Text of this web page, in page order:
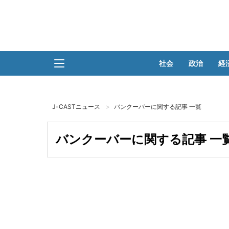
社会 政治 経
J-CASTニュース バンクーバーに関する記事 一覧
バンクーバーに関する記事 一